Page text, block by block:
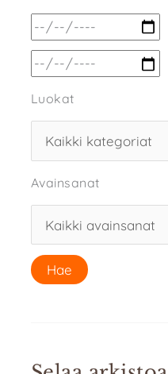
Luokat
Avainsanat